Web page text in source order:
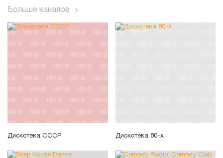
Больше каналов
Дискотека СССР Дискотека 80-х